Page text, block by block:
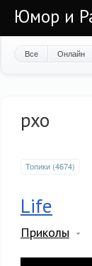
Юмор и
Все Онлайн
pxo
Топики (4674)
Life
Приколы